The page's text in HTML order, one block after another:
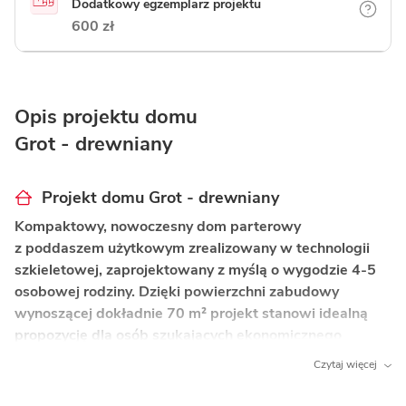
Dodatkowy egzemplarz projektu
600 zł
Opis projektu domu
Grot - drewniany
Projekt domu Grot - drewniany
Kompaktowy, nowoczesny dom parterowy
z poddaszem użytkowym zrealizowany w technologii
szkieletowej, zaprojektowany z myślą o wygodzie 4-5
osobowej rodziny. Dzięki powierzchni zabudowy
wynoszącej dokładnie 70 m² projekt stanowi idealną
propozycję dla osób szukających ekonomicznego
w budowie domu o wyjątkowo funkcjonalnym układzie
Czytaj więcej